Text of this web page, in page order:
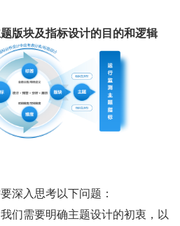
版块及指标设计的目的和逻辑
深入思考以下问题：
们需要明确主题设计的初衷，以